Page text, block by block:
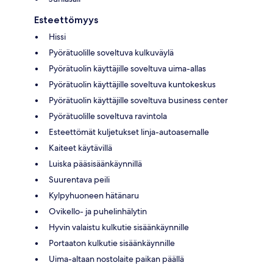
Esteettömyys
Hissi
Pyörätuolille soveltuva kulkuväylä
Pyörätuolin käyttäjille soveltuva uima-allas
Pyörätuolin käyttäjille soveltuva kuntokeskus
Pyörätuolin käyttäjille soveltuva business center
Pyörätuolille soveltuva ravintola
Esteettömät kuljetukset linja-autoasemalle
Kaiteet käytävillä
Luiska pääsisäänkäynnillä
Suurentava peili
Kylpyhuoneen hätänaru
Ovikello- ja puhelinhälytin
Hyvin valaistu kulkutie sisäänkäynnille
Portaaton kulkutie sisäänkäynnille
Uima-altaan nostolaite paikan päällä